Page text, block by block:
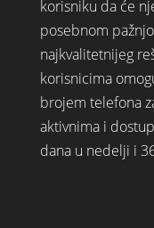
korisniku da će
posebnom
najkvalitetnijeg
korisnicima
brojem telefona
aktivnima i
dana u nedelji i